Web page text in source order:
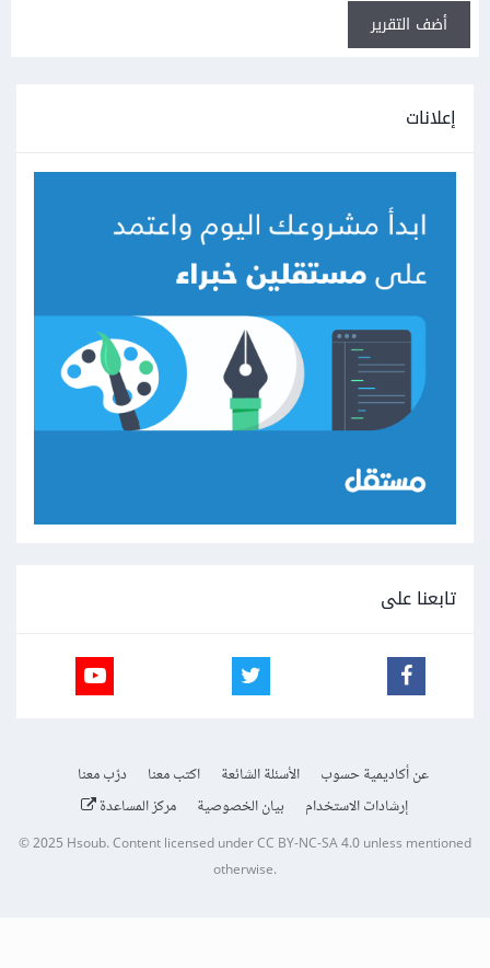
أضف التقرير
إعلانات
تابعنا على
عن أكاديمية حسوب الأسئلة الشائعة اكتب معنا
درّب معنا
إرشادات الاستخدام
بيان الخصوصية مركز المساعدة
© 2025 Hsoub.Content licensed underCC BY-NC-SA 4.0unless mentioned
otherwise.